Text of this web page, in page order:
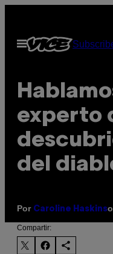
contenido
Abrir
Menú
experto
del
Por Caroline Haskins
Compartir: